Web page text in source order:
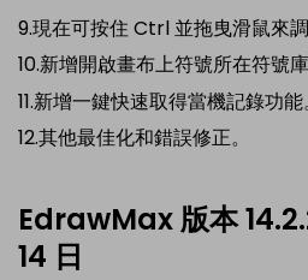
9.現在可按住 Ctrl 並拖曳滑鼠來調
10.新增開啟畫布上符號所在符號庫
11.新增一鍵快速取得當機記錄功能。
12.其他最佳化和錯誤修正。
EdrawMax 版本
14 日